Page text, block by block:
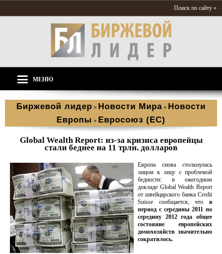
Поиск по сайту »
МЕНЮ
Биржевой лидер » Новости Мира » Новости
Европы » Евросоюз (ЕС)
Global Wealth Report: из-за кризиса европейцы
стали беднее на 11 трлн. долларов
Европа снова столкнулась
лицом к лицу с проблемой
бедности: в ежегодном
докладе Global Wealth Report
от швейцарского банка Credit
Suisse сообщается, что в
период с середины 2011 по
середину 2012 года общее
состояние европейских
домохозяйств значительно
сократилось.